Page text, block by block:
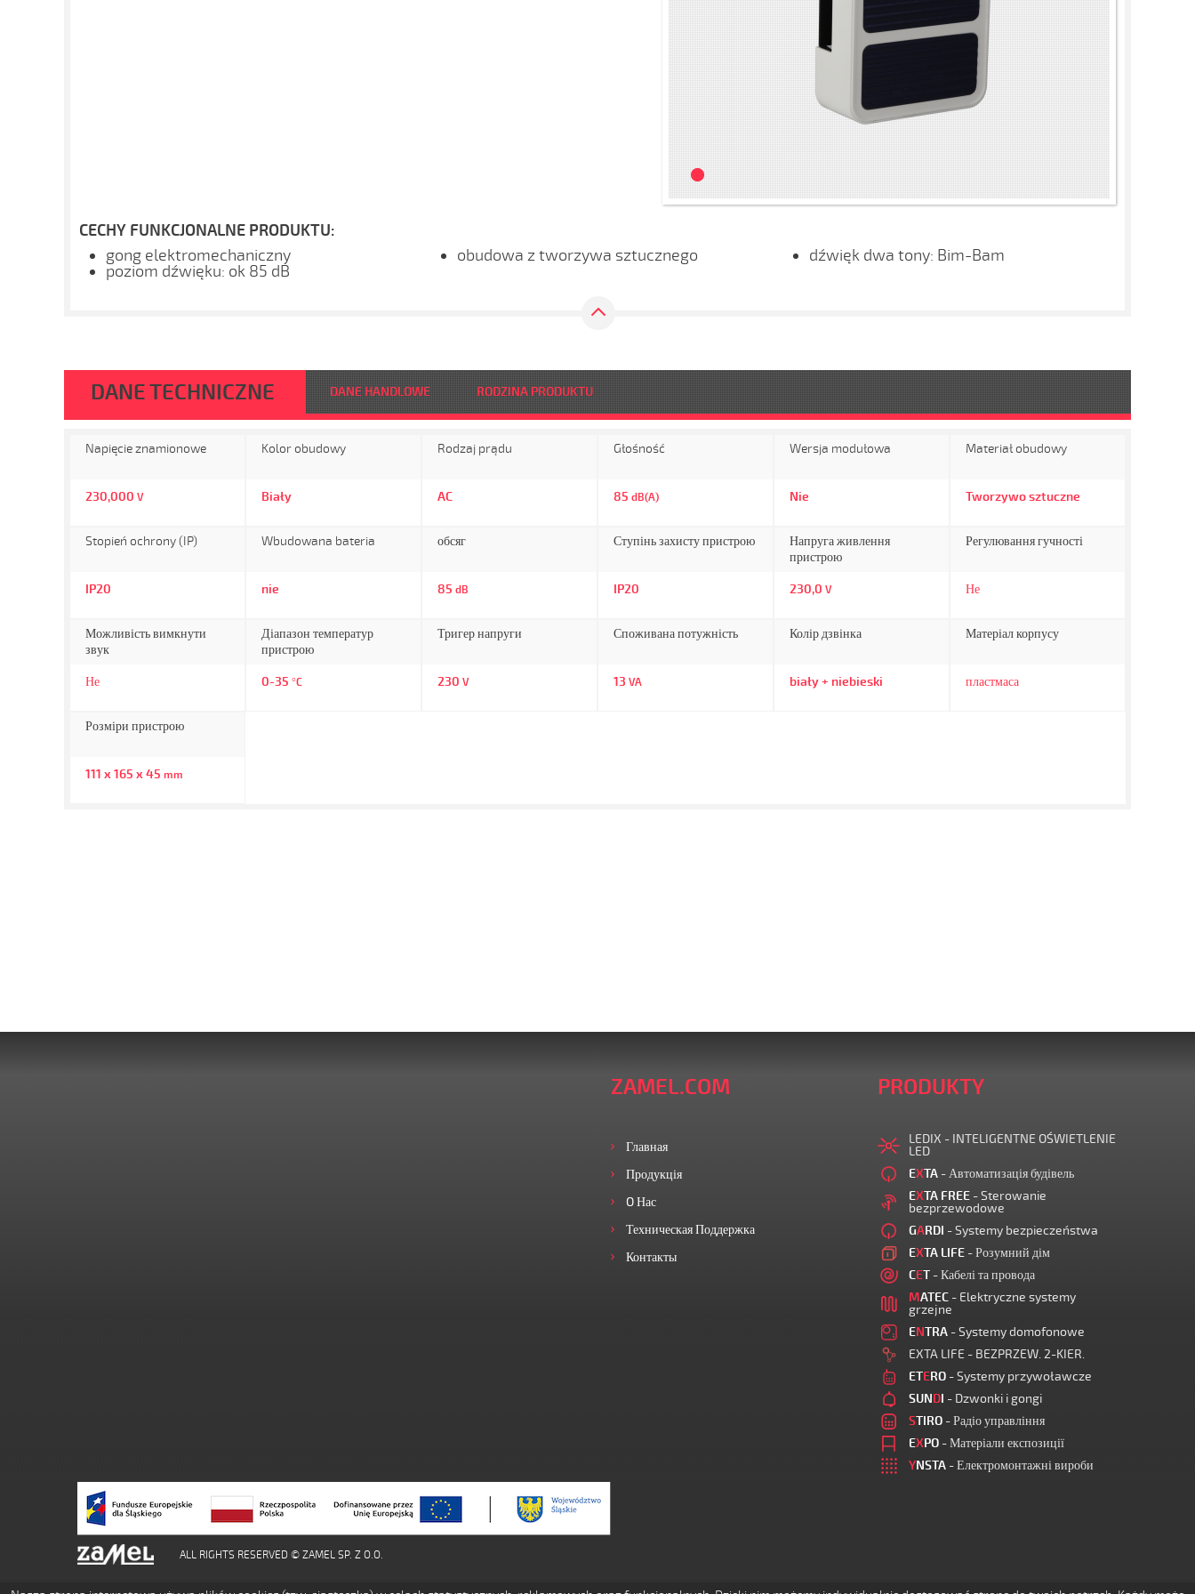
CECHY FUNKCJONALNE PRODUKTU:
gong elektromechaniczny
poziom dźwięku: ok 85 dB
obudowa z tworzywa sztucznego dźwięk dwa tony: Bim-Bam
DANE TECHNICZNE DANE HANDLOWE RODZINA PRODUKTU
Napięcie znamionowe
230,000 V
Kolor obudowy
Biały
Rodzaj prądu
AC
Głośność
85 dB(A)
Wersja modułowa
Nie
Materiał obudowy
Tworzywo sztuczne
Stopień ochrony (IP)
IP20
Wbudowana bateria
nie
обсяг
85 dB
Ступінь захисту пристрою
IP20
Напруга живлення
пристрою
230,0 V
Регулювання гучності
Не
Можливість вимкнути
звук
Не
Діапазон температур
пристрою
0-35 °C
Тригер напруги
230 V
Споживана потужність
13 VA
Колір дзвінка
biały + niebieski
Матеріал корпусу
пластмаса
Розміри пристрою
111 x 165 x 45 mm
ZAMEL.COM
Главная
Продукція
O Нас
Техническая Поддержка
Контакты
PRODUKTY
LEDIX - INTELIGENTNE OŚWIETLENIE
LED
EXTA - Автоматизація будівель
EXTA FREE - Sterowanie
bezprzewodowe
GARDI - Systemy bezpieczeństwa
EXTA LIFE - Розумний дім
CET - Кабелі та провода
MATEC - Elektryczne systemy
grzejne
ENTRA - Systemy domofonowe
EXTA LIFE - BEZPRZEW. 2-KIER.
ETERO - Systemy przywoławcze
SUNDI - Dzwonki i gongi
STIRO - Радіо управління
EXPO - Матеріали експозиції
YNSTA - Електромонтажні вироби
ALL RIGHTS RESERVED © ZAMEL SP. Z O.O.